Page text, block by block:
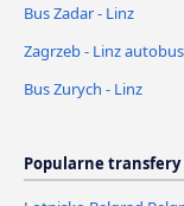
Bus Zadar - Linz
Zagrzeb - Linz
Bus Zurych - Linz
Popularne transfery